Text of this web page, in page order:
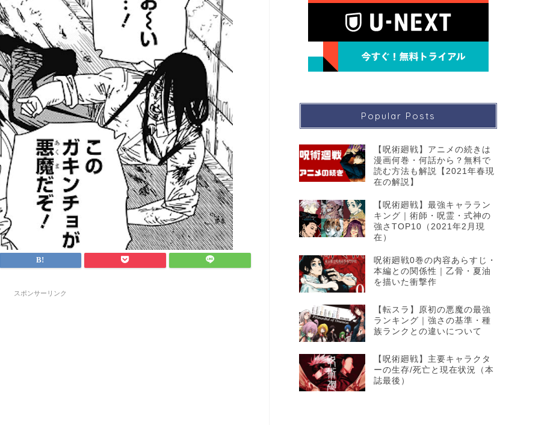
スポンサーリンク
Popular Posts
【呪術廻戦】アニメの続きは
漫画何巻・何話から？無料で
読む方法も解説【2021年春現
在の解説】
【呪術廻戦】最強キャララン
キング｜術師・呪霊・式神の
強さTOP10（2021年2月現
在）
呪術廻戦0巻の内容あらすじ・
本編との関係性｜乙骨・夏油
を描いた衝撃作
【転スラ】原初の悪魔の最強
ランキング｜強さの基準・種
族ランクとの違いについて
【呪術廻戦】主要キャラクタ
ーの生存/死亡と現在状況（本
誌最後）